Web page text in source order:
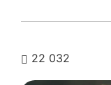
22 032